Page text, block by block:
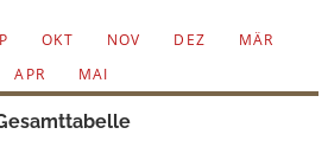
OKT NOV DEZ
MÄR
APR
MAI